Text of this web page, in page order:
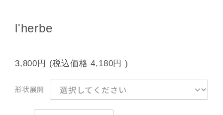
l'herbe
3,800円 (税込価格4,180円 )
形状展開